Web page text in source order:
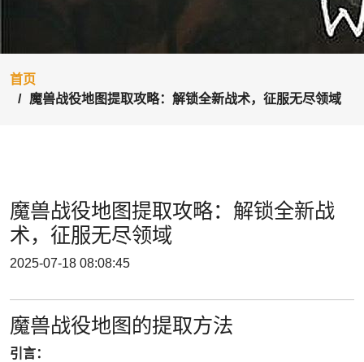
首页
魔兽战役地图提取攻略：解锁全新战术，征服无尽领域
魔兽战役地图提取攻略：解锁全新战
术，征服无尽领域
2025-07-18 08:08:45
魔兽战役地图的提取方法
引言：